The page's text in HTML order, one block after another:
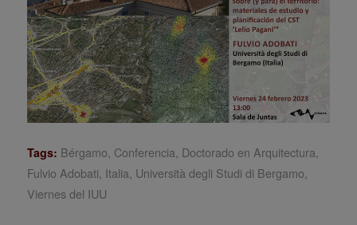
Tags: Bérgamo Conferencia Doctorado en Arquitectura
Fulvio Adobati Italia Università degli Studi di Bergamo
Viernes del IUU